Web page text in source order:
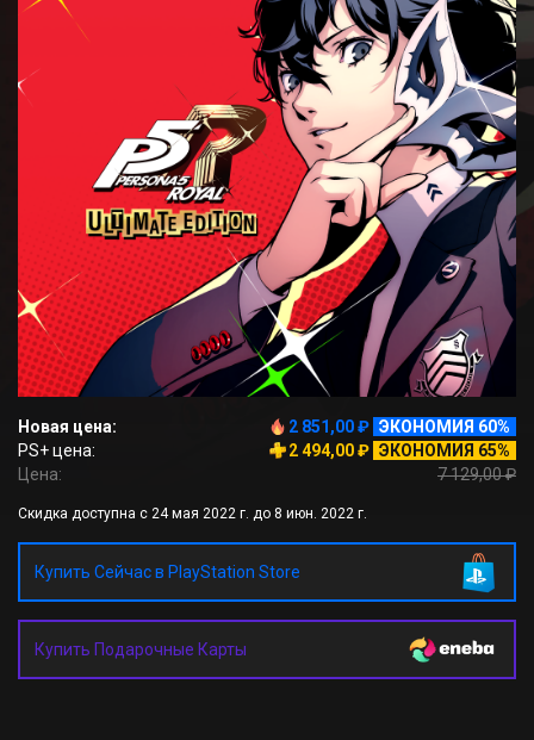
Новая цена: 2 851,00 ₽ ЭКОНОМИЯ 60%
PS+ цена:
2 494,00 ₽ ЭКОНОМИЯ 65%
Цена:
7 129,00 ₽
Скидка доступна с 24 мая 2022 г. до 8 июн. 2022 г.
Купить Сейчас в PlayStation Store
Купить Подарочные Карты